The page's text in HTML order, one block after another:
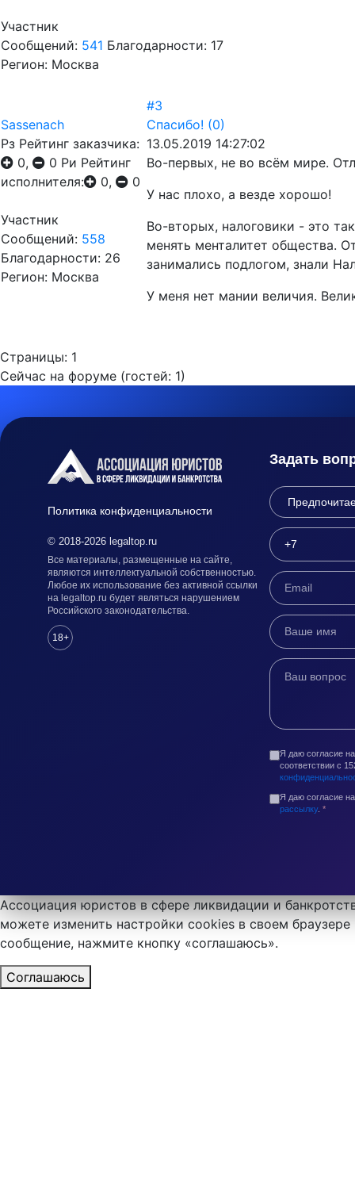
Участник
Сообщений: 541 Благодарности: 17
Регион: Москва
Sassenach
Рз Рейтинг заказчика:
0,
0 Ри Рейтинг
исполнителя:
0, 0
Участник
Сообщений: 558
Благодарности: 26
Регион: Москва
#3
Спасибо! (0)
13.05.2019 14:27:02
Во-первых, не во всём мире.
У нас плохо, а везде хорошо!
Во-вторых, налоговики - это
менять менталитет общества.
занимались подлогом, знали
У меня нет мании величия.
Страницы: 1
Сейчас на форуме (гостей: 1)
Политика конфиденциальности
© 2018-2026 legaltop.ru
Все материалы, размещенные на сайте,
являются интеллектуальной собственностью.
Любое их использование без активной ссылки
на legaltop.ru будет являться нарушением
Российского законодательства.
18+
Задать
Я даю согласие
соответствии с
Я даю согласие
рассылку. *
Ассоциация юристов в сфере ликвидации и
можете изменить настройки cookies в своем
сообщение, нажмите кнопку «соглашаюсь».
Соглашаюсь